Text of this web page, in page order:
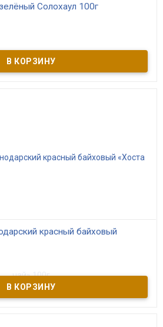
Солохаул 100г
красный байховый
чай производителя "ЗАО Хоста-чай"
ГОСТ 33980-2016